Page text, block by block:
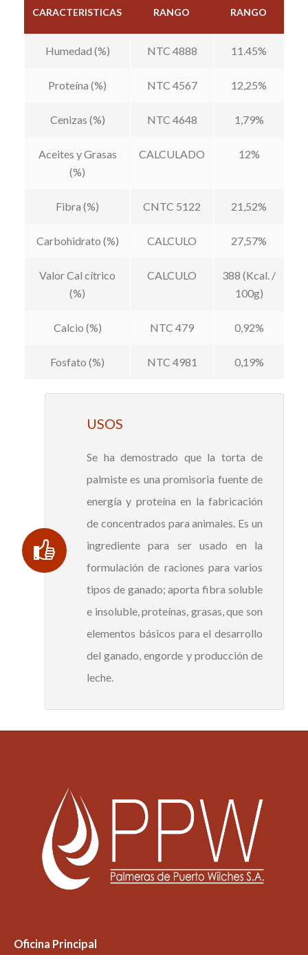
CARACTERISTICAS RANGO RANGO
Humedad (%) NTC 4888 11.45%
Proteína (%) NTC 4567 12,25%
Cenizas (%) NTC 4648 1,79%
Aceites y Grasas
(%)
CALCULADO 12%
Fibra (%) CNTC 5122 21,52%
Carbohidrato (%) CALCULO 27,57%
Valor Cal cítrico
(%)
CALCULO
388 (Kcal. /
100g)
Calcio (%) NTC 479 0,92%
Fosfato (%) NTC 4981 0,19%
USOS
Se ha demostrado que la torta de
palmiste es una promisoria fuente de
energía y proteína en la fabricación
de concentrados para animales. Es un
ingrediente para ser usado en la
formulación de raciones para varios
tipos de ganado; aporta fibra soluble
e insoluble, proteínas, grasas, que son
elementos básicos para el desarrollo
del ganado, engorde y producción de
leche.
Oficina Principal